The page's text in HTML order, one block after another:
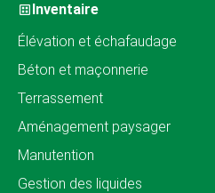
Inventaire
Élévation et échafaudage
Béton et maçonnerie
Terrassement
Aménagement paysager
Manutention
Gestion des liquides